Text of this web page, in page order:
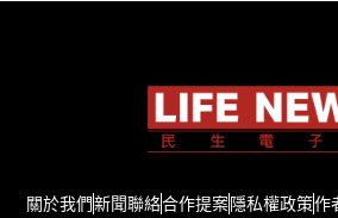
關於我們新聞聯絡合作提案隱私權政策作